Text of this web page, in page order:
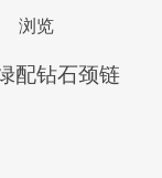
浏览
配钻石颈链